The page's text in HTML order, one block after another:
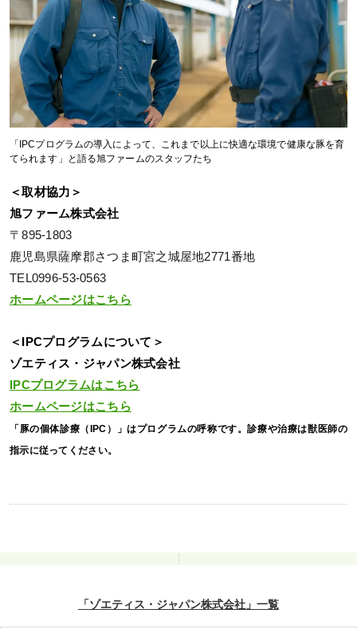
「IPCプログラムの導入によって、これまで以上に快適な環境で健康な豚を育
てられます」と語る旭ファームのスタッフたち
＜取材協力＞
旭ファーム株式会社
〒895-1803
鹿児島県薩摩郡さつま町宮之城屋地2771番地
TEL0996-53-0563
ホームページはこちら
＜IPCプログラムについて＞
ゾエティス・ジャパン株式会社
IPCプログラムはこちら
ホームページはこちら
「豚の個体診療（IPC）」はプログラムの呼称です。診療や治療は獣医師の
指示に従ってください。
「ゾエティス・ジャパン株式会社」